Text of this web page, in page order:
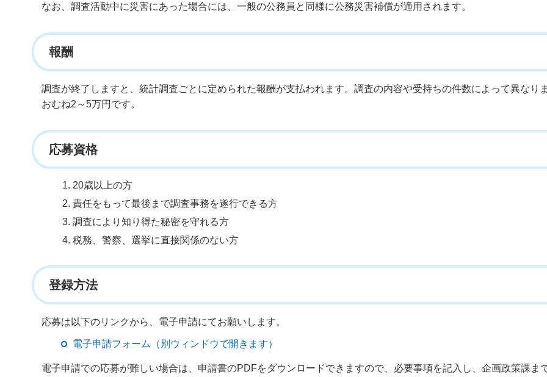
なお、調査活動中に災害にあった場合には、一般の公務員と同様に公務災害補償が適用されます。
報酬
調査が終了しますと、統計調査ごとに定められた報酬が支払われます。調査の内容や受持ちの件数によって異なり
おむね2～5万円です。
応募資格
20歳以上の方
責任をもって最後まで調査事務を遂行できる方
調査により知り得た秘密を守れる方
税務、警察、選挙に直接関係のない方
登録方法
応募は以下のリンクから、電子申請にてお願いします。
電子申請フォーム（別ウィンドウで開きます）
電子申請での応募が難しい場合は、申請書のPDFをダウンロードできますので、必要事項を記入し、企画政策課ま